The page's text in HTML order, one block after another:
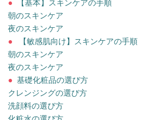
●
【基本】スキンケアの手順
朝のスキンケア
夜のスキンケア
●
【敏感肌向け】スキンケアの手順
朝のスキンケア
夜のスキンケア
● 基礎化粧品の選び方
クレンジングの選び方
洗顔料の選び方